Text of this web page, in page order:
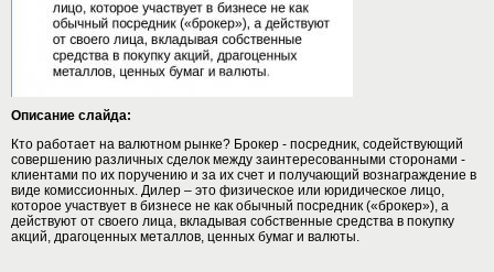
Описание слайда:
Кто работает на валютном рынке? Брокер - посредник, содействующий
совершению различных сделок между заинтересованными сторонами -
клиентами по их поручению и за их счет и получающий вознаграждение в
виде комиссионных. Дилер – это физическое или юридическое лицо,
которое участвует в бизнесе не как обычный посредник («брокер»), а
действуют от своего лица, вкладывая собственные средства в покупку
акций, драгоценных металлов, ценных бумаг и валюты.